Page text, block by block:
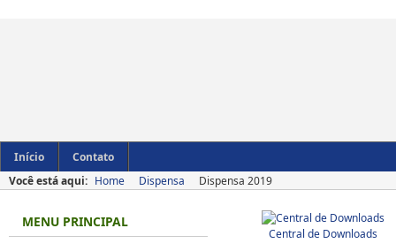
Início
Contato
Você está aqui: Home Dispensa Dispensa 2019
Central de Downloads
MENU PRINCIPAL